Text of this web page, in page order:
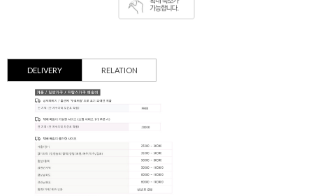
DELIVERY RELATION